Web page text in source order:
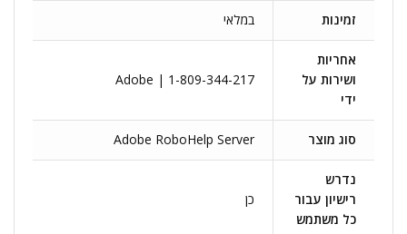
זמינות במלאי
אחריות
ושירות על
ידי
Adobe | 1-809-344-217
סוג מוצר Adobe RoboHelp Server
נדרש
רישיון עבור
כל משתמש
כן